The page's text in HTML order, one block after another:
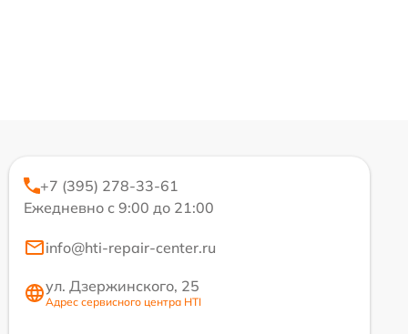
+7 (395) 278-33-61
Ежедневно с 9:00 до 21:00
info@hti-repair-center.ru
ул. Дзержинского, 25
Адрес сервисного центра HTI